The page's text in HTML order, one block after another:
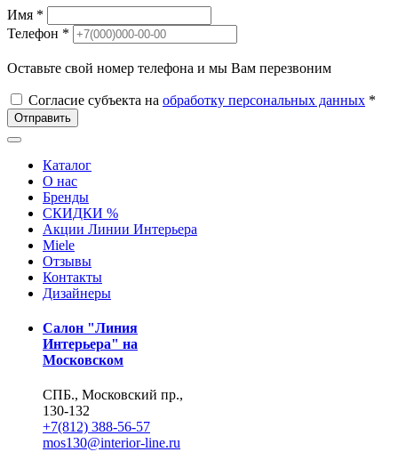
Имя *
Телефон *
Оставьте свой номер телефона и мы Вам перезвоним
Согласие субъекта на обработку персональных данных *
Отправить
Каталог
О нас
Бренды
СКИДКИ %
Акции Линии Интерьера
Miele
Отзывы
Контакты
Дизайнеры
Салон "Линия
Интерьера" на
Московском
СПБ., Московский пр.,
130-132
+7(812) 388-56-57
mos130@interior-line.ru